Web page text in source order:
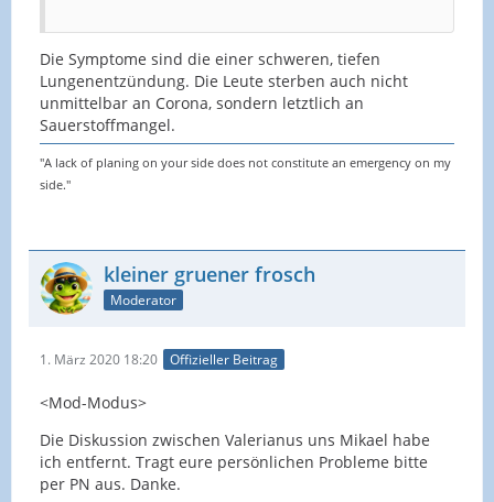
Die Symptome sind die einer schweren, tiefen
Lungenentzündung. Die Leute sterben auch nicht
unmittelbar an Corona, sondern letztlich an
Sauerstoffmangel.
"A lack of planing on your side does not constitute an emergency on my
side."
kleiner gruener frosch
Moderator
1. März 2020 18:20 Offizieller Beitrag
<Mod-Modus>
Die Diskussion zwischen Valerianus uns Mikael habe
ich entfernt. Tragt eure persönlichen Probleme bitte
per PN aus. Danke.